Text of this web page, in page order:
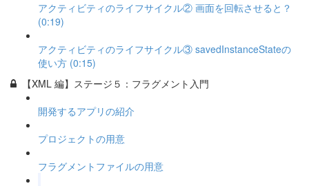
アクティビティのライフサイクル② 画面を回転させると？
(0:19)
アクティビティのライフサイクル③ savedInstanceStateの
使い方 (0:15)
【XML 編】ステージ５：フラグメント入門
開発するアプリの紹介
プロジェクトの用意
フラグメントファイルの用意